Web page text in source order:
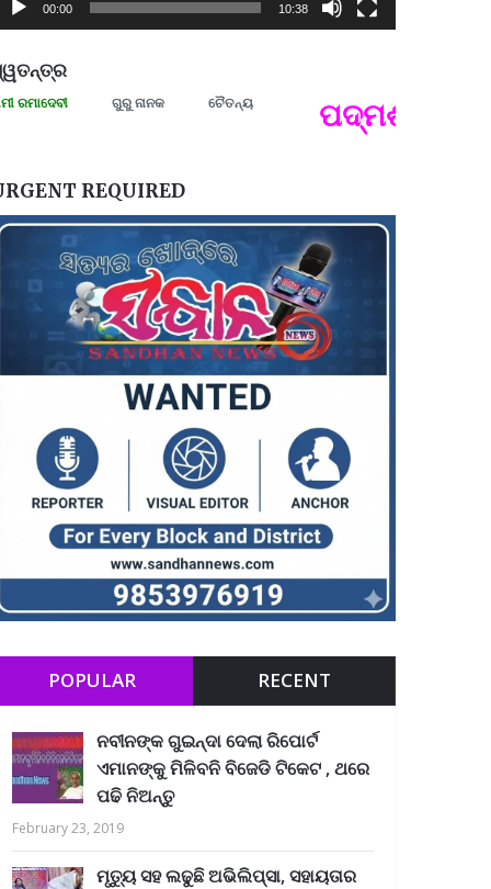
00:00 10:38
ଗୁରୁ ନାନକ ଚୈତନ୍ୟ ପଦ୍ମଶ୍ରୀ
REQUIRED
POPULAR RECENT
ନବୀନଙ୍କ ଗୁଇନ୍ଦା ଦେଲା ରିପୋର୍ଟ
ଏମାନଙ୍କୁ ମିଳିବନି ବିଜେଡି ଟିକେଟ , ଥରେ
ପଢି ନିଅନ୍ତୁ
February 23, 2019
ମୃତ୍ୟୁ ସହ ଲଢୁଛି ଅଭିଲିପ୍ସା, ସହାୟତାର